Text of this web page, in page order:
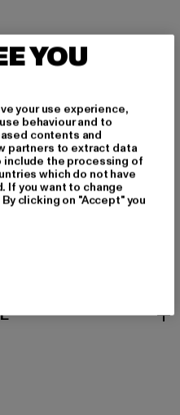
Baumwolle, 30%
|info@2y-studios.com
| DE
YOU
your use experience,
behaviour and to
contents and
partners to extract data
include the processing of
which do not have
If you want to change
clicking on "Accept" you